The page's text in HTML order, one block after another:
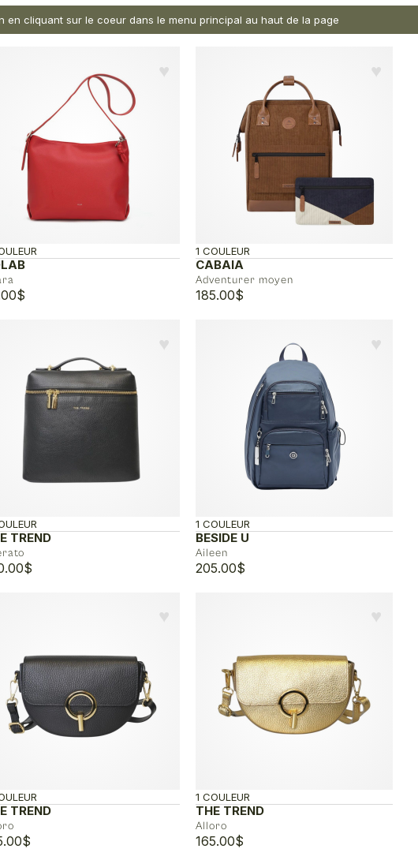
cliquant sur le coeur dans le menu principal au haut de la page
♥︎
$
♥︎
CABAIA
Adventurer moyen
1 COULEUR
185.00$
♥︎
TREND
$
♥︎
BESIDE U
Aileen
1 COULEUR
205.00$
♥︎
TREND
$
♥︎
THE TREND
Alloro
1 COULEUR
165.00$